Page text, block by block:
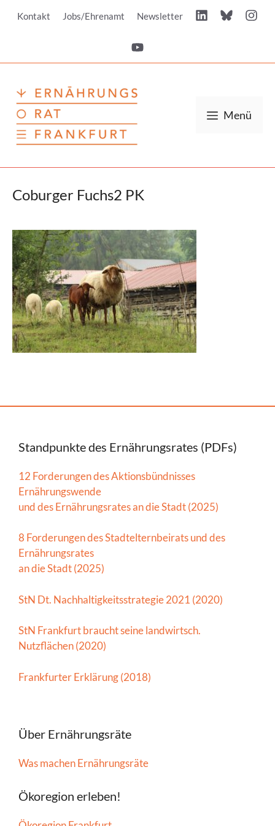
InhaltKontakt Jobs/Ehrenamt Newsletter
Menü
Coburger Fuchs2 PK
Standpunkte des Ernährungsrates (PDFs)
12 Forderungen des Aktionsbündnisses
Ernährungswende
und des Ernährungsrates an die Stadt (2025)
8 Forderungen des Stadtelternbeirats und des
Ernährungsrates
an die Stadt (2025)
StN Dt. Nachhaltigkeitsstrategie 2021 (2020)
StN Frankfurt braucht seine landwirtsch.
Nutzflächen (2020)
Frankfurter Erklärung (2018)
Über Ernährungsräte
Was machen Ernährungsräte
Ökoregion erleben!